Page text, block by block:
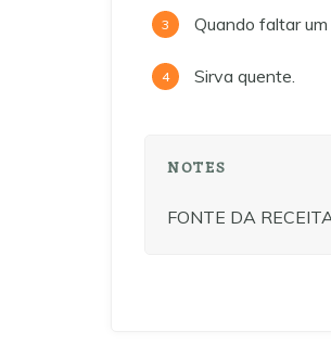
Quando faltar
Sirva quente.
NOTES
FONTE DA